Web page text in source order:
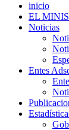
inicio
EL
Noticias
Entes